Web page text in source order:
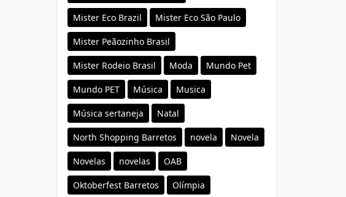
Mister Eco Brazil Mister Eco São Paulo
Mister Peãozinho Brasil
Mister Rodeio Brasil Moda Mundo Pet
Mundo PET Música Musica
Música sertaneja Natal
North Shopping Barretos novela Novela
Novelas novelas OAB
Oktoberfest Barretos Olímpia